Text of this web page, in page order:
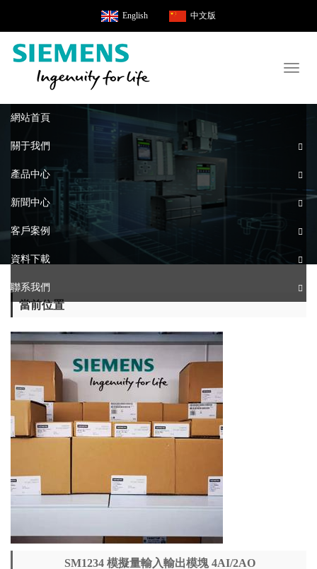
English 中文版
網站首頁
關于我們
產品中心
新聞中心
客戶案例
資料下載
聯系我們
當前位置
SM1234 模擬量輸入輸出模塊 4AI/2AO